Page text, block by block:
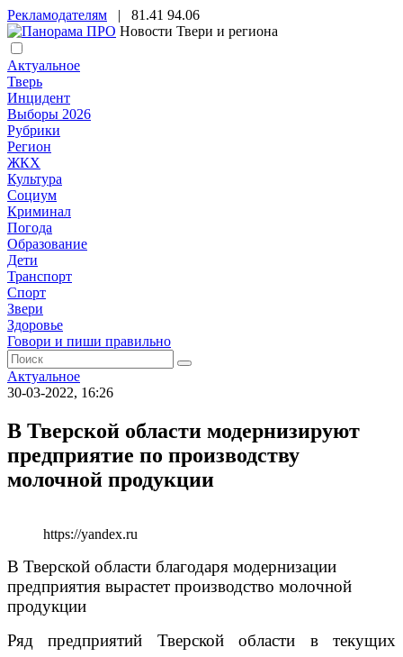
Рекламодателям | 81.41 94.06
Новости Твери и региона
Актуальное
Тверь
Инцидент
Выборы 2026
Рубрики
Регион
ЖКХ
Культура
Социум
Криминал
Погода
Образование
Дети
Транспорт
Спорт
Звери
Здоровье
Говори и пиши правильно
Актуальное
30-03-2022, 16:26
В Тверской области модернизируют
предприятие по производству
молочной продукции
https://yandex.ru
В Тверской области благодаря модернизации
предприятия вырастет производство молочной
продукции
Ряд предприятий Тверской области в текущих